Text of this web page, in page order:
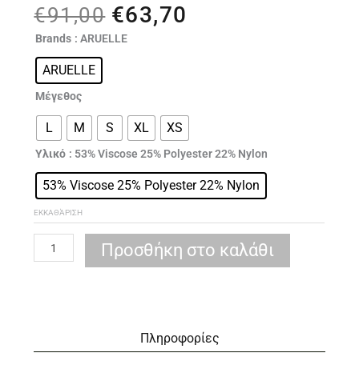
€91,00 Original
price
was:
€63,70
Brands : ARUELLE
ARUELLE
Μέγεθος
L M S XL XS
Υλικό : 53% Viscose 25% Polyester 22% Nylon
53% Viscose 25% Polyester 22% Nylon
ΕΚΚΑΘΆΡΙΣΗ
ARUELLE
set
ποσότητα
Προσθήκη στο καλάθι
Πληροφορίες